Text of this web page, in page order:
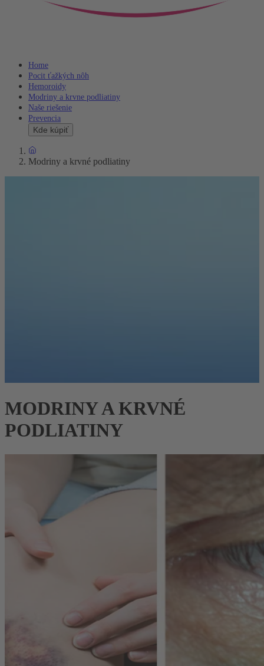
Home
Pocit ťažkých nôh
Hemoroidy
Modriny a krvne podliatiny
Naše riešenie
Prevencia
Kde kúpiť
Modriny a krvné podliatiny
MODRINY A KRVNÉ
PODLIATINY